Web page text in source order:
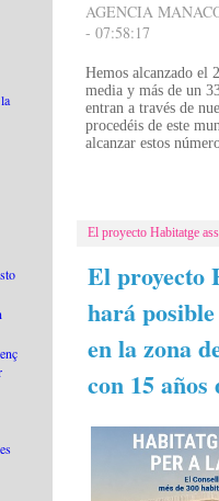
AGENCIA
- 07:58:17
Hemos alcanzado el
media y más de un
entran a través de
procedéis de este
alcanzar estos
El proyecto Habitatge
El proyecto
hará
en la zona
con 15